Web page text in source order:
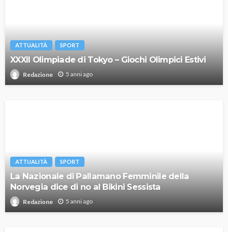
ATTUALITÀ SPORT
XXXII Olimpiade di Tokyo – Giochi Olimpici Estivi
Redazione 5 anni ago
ATTUALITÀ SPORT
La Nazionale di Pallamano Femminile della
Norvegia dice di no al Bikini Sessista
Redazione 5 anni ago